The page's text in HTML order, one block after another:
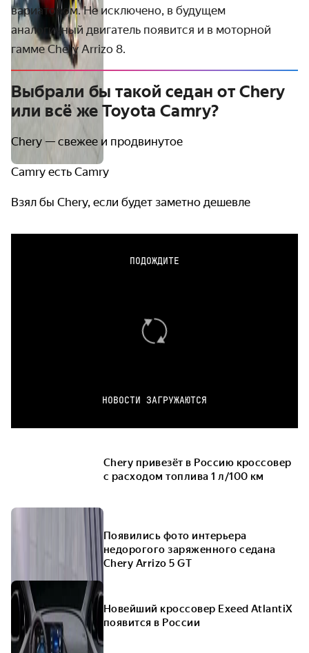
вариатором. Не исключено, в будущем
аналогичный двигатель появится и в моторной
гамме Chery Arrizo 8.
Выбрали бы такой седан от Chery
или всё же Toyota Camry?
Chery — свежее и продвинутое
Camry есть Camry
Взял бы Chery, если будет заметно дешевле
ПОДОЖДИТЕ
НОВОСТИ ЗАГРУЖАЮТСЯ
Chery привезёт в Россию кроссовер
с расходом топлива 1 л/100 км
Появились фото интерьера
недорогого заряженного седана
Chery Arrizo 5 GT
Новейший кроссовер Exeed AtlantiX
появится в России